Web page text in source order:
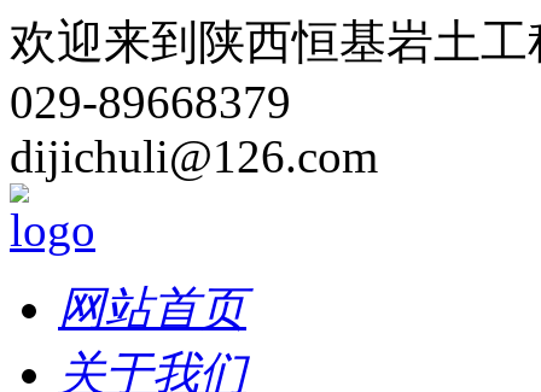
欢迎来到陕西恒基岩土
029-89668379
dijichuli@126.com
网站首页
关于我们